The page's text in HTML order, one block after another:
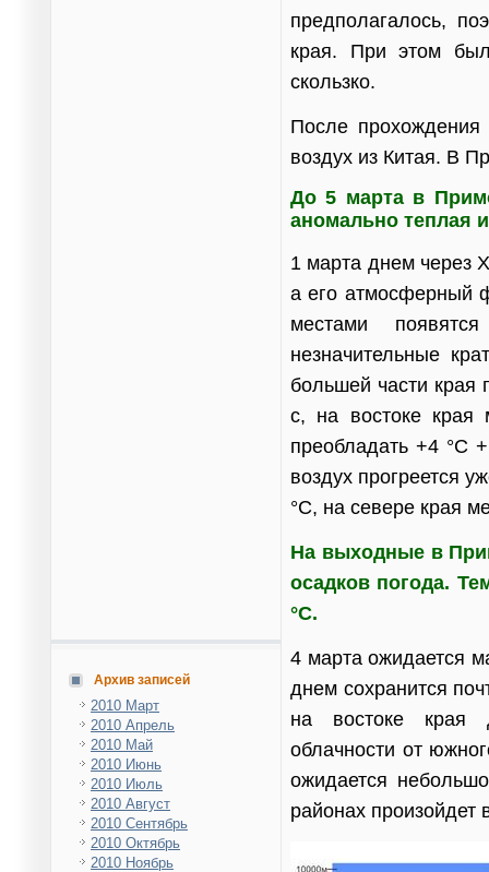
Архив записей
2010 Март
2010 Апрель
2010 Май
2010 Июнь
2010 Июль
2010 Август
2010 Сентябрь
2010 Октябрь
2010 Ноябрь
предполагалось,
края. При этом
скользко.
После прохождения
воздух из Китая. В
До 5 марта в
аномально теплая
1 марта днем через
а его атмосферный
местами
незначительные
большей части края
с, на востоке края
преобладать +4 °С
воздух прогреется
°С, на севере края
На выходные в
осадков погода.
°С.
4 марта ожидается
днем сохранится
на востоке края
облачности от
ожидается
районах произойдет